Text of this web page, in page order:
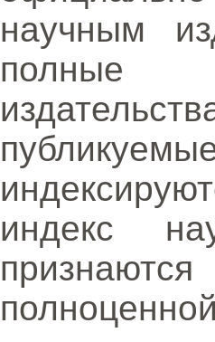
научным
полные
индекс